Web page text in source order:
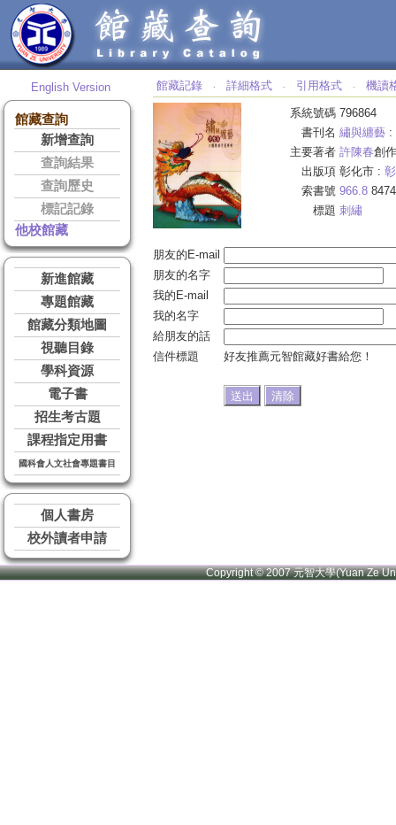
English Version
館藏查詢
新增查詢
查詢結果
查詢歷史
標記記錄
他校館藏
新進館藏
專題館藏
館藏分類地圖
視聽目錄
學科資源
電子書
招生考古題
課程指定用書
國科會人文社會專題書目
個人書房
校外讀者申請
館藏記錄 ‧ 詳細格式 ‧ 引用格式 ‧ 機讀
系統號碼 796864
書刊名 繡與纏藝 :
主要著者 許陳春創作
出版項 彰化市 :
索書號 966.8 8474
標題 刺繡
朋友的E-mail
朋友的名字
我的E-mail
我的名字
給朋友的話
信件標題
好友推薦元智館藏好書給您！
Copyright © 2007 元智大學(Yuan Ze